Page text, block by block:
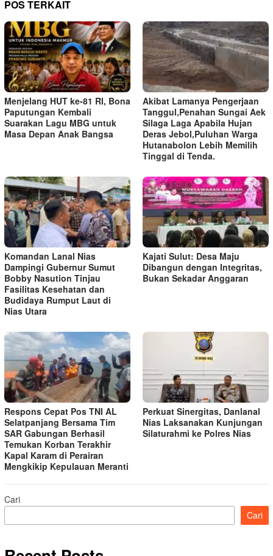
POS TERKAIT
Menjelang HUT ke-81 RI, Bona
Paputungan Kembali
Suarakan Lagu MBG untuk
Masa Depan Anak Bangsa
Akibat Lamanya Pengerjaan
Tanggul,Penahan Sungai Aek
Silaga Laga Apabila Hujan
Deras Jebol,Puluhan Warga
Hutanabolon Lebih Memilih
Tinggal di Tenda.
Komandan Lanal Nias
Dampingi Gubernur Sumut
Bobby Nasution Tinjau
Fasilitas Kesehatan dan
Budidaya Rumput Laut di
Nias Utara
Kajati Sulut: Desa Maju
Dibangun dengan Integritas,
Bukan Sekadar Anggaran
Respons Cepat Pos TNI AL
Selatpanjang Bersama Tim
SAR Gabungan Berhasil
Temukan Korban Terakhir
Kapal Karam di Perairan
Mengkikip Kepulauan Meranti
Perkuat Sinergitas, Danlanal
Nias Laksanakan Kunjungan
Silaturahmi ke Polres Nias
Cari
Cari